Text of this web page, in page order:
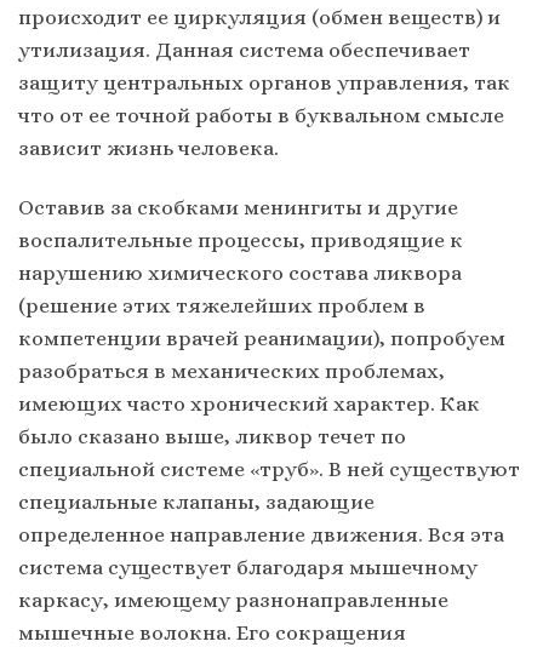
происходит ее циркуляция (обмен веществ) и
утилизация. Данная система обеспечивает
защиту центральных органов управления, так
что от ее точной работы в буквальном смысле
зависит жизнь человека.
Оставив за скобками менингиты и другие
воспалительные процессы, приводящие к
нарушению химического состава ликвора
(решение этих тяжелейших проблем в
компетенции врачей реанимации), попробуем
разобраться в механических проблемах,
имеющих часто хронический характер. Как
было сказано выше, ликвор течет по
специальной системе «труб». В ней существуют
специальные клапаны, задающие
определенное направление движения. Вся эта
система существует благодаря мышечному
каркасу, имеющему разнонаправленные
мышечные волокна. Его сокращения